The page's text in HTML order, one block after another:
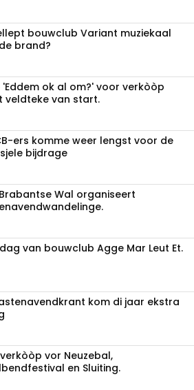
bouwclub Variant muziekaal
brand?
'Eddem ok al om?' voor verkòòp
veldteke van start.
ers komme weer lengst voor de
bijdrage
Wal organiseert
van bouwclub Agge Mar Leut Et.
kom di jaar ekstra
vor Neuzebal,
en Sluiting.